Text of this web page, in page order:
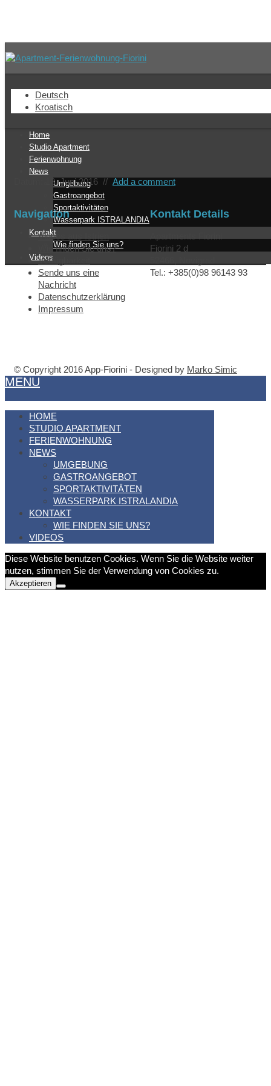
visitenkarte
Deutsch
Kroatisch
Home
Studio Apartment
Ferienwohnung
News
Umgebung
Gastroangebot
Sportaktivitäten
Wasserpark ISTRALANDIA
Kontakt
Wie finden Sie uns?
Videos
Datum: 13. Juni 2016 // Add a comment
Navigation
Videos aus Istrien
Wie finden Sie uns?
Verfügbarkeit
Sende uns eine
Nachricht
Datenschutzerklärung
Impressum
Kontakt Details
Fjorini 2 d
Tel.: +385(0)98 96143 93
© Copyright 2016 App-Fiorini - Designed by Marko Simic
MENU
HOME
STUDIO APARTMENT
FERIENWOHNUNG
NEWS
UMGEBUNG
GASTROANGEBOT
SPORTAKTIVITÄTEN
WASSERPARK ISTRALANDIA
KONTAKT
WIE FINDEN SIE UNS?
VIDEOS
Diese Website benutzen Cookies. Wenn Sie die Website weiter
nutzen, stimmen Sie der Verwendung von Cookies zu.
Akzeptieren